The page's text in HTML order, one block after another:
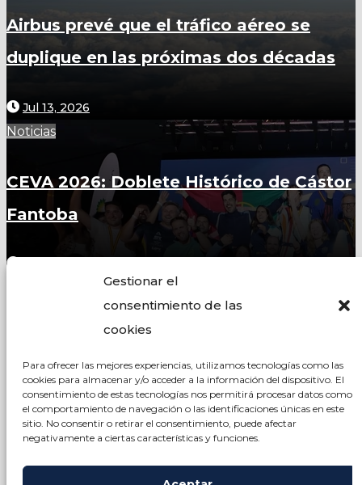
Gestionar el
consentimiento de las
cookies
Para ofrecer las mejores experiencias, utilizamos tecnologías como las
cookies para almacenar y/o acceder a la información del dispositivo. El
consentimiento de estas tecnologías nos permitirá procesar datos como
el comportamiento de navegación o las identificaciones únicas en este
sitio. No consentir o retirar el consentimiento, puede afectar
negativamente a ciertas características y funciones.
Airbus prevé que el tráfico aéreo se
duplique en las próximas dos décadas
Jul 13, 2026
Noticias
CEVA 2026: Doblete Histórico de Cástor
Fantoba
BuckerBook Blog
© Copyright 2023 BuckerBook. Todos los derechos